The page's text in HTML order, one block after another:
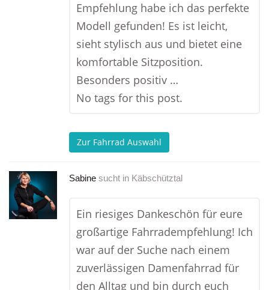
Empfehlung habe ich das perfekte
Modell gefunden! Es ist leicht,
sieht stylisch aus und bietet eine
komfortable Sitzposition.
Besonders positiv …
No tags for this post.
Zur Fahrrad Auswahl
Sabine sucht in Käbschütztal
Ein riesiges Dankeschön für eure
großartige Fahrradempfehlung! Ich
war auf der Suche nach einem
zuverlässigen Damenfahrrad für
den Alltag und bin durch euch